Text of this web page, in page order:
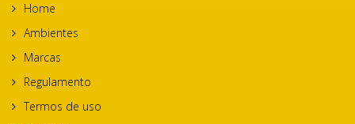
Home
Ambientes
Marcas
Regulamento
Termos de uso